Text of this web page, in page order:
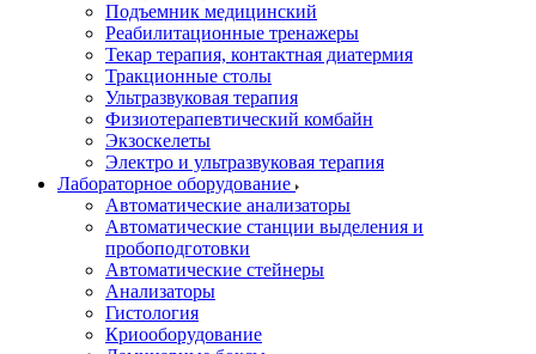
Подъемник медицинский
Реабилитационные тренажеры
Текар терапия, контактная диатермия
Тракционные столы
Ультразвуковая терапия
Физиотерапевтический комбайн
Экзоскелеты
Электро и ультразвуковая терапия
Лабораторное оборудование
Автоматические анализаторы
Автоматические станции выделения и
пробоподготовки
Автоматические стейнеры
Анализаторы
Гистология
Криооборудование